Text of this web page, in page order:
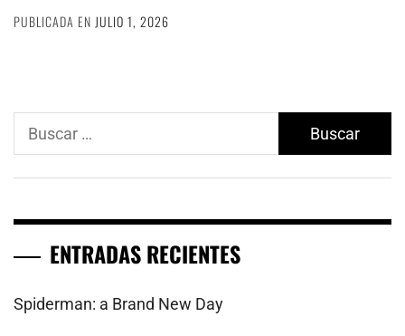
PUBLICADA EN JULIO 1, 2026
Buscar:
ENTRADAS RECIENTES
Spiderman: a Brand New Day